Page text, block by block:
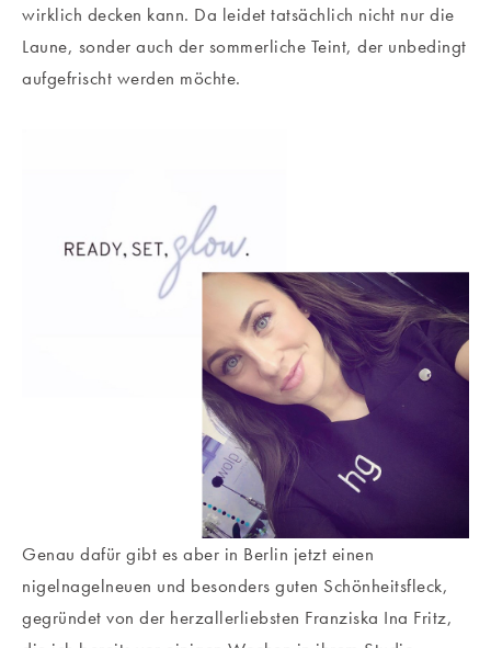
wirklich decken kann. Da leidet tatsächlich nicht nur die
Laune, sonder auch der sommerliche Teint, der unbedingt
aufgefrischt werden möchte.
Genau dafür gibt es aber in Berlin jetzt einen
nigelnagelneuen und besonders guten Schönheitsfleck,
gegründet von der herzallerliebsten Franziska Ina Fritz,